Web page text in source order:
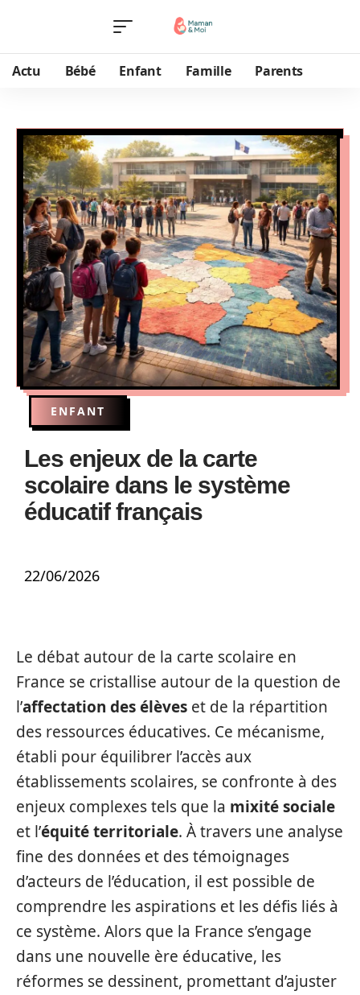
Actu Bébé Enfant Famille Parents
ENFANT
Les enjeux de la carte
scolaire dans le système
éducatif français
22/06/2026
Le débat autour de la carte scolaire en
France se cristallise autour de la question de
l’affectation des élèves et de la répartition
des ressources éducatives. Ce mécanisme,
établi pour équilibrer l’accès aux
établissements scolaires, se confronte à des
enjeux complexes tels que la mixité sociale
et l’équité territoriale. À travers une analyse
fine des données et des témoignages
d’acteurs de l’éducation, il est possible de
comprendre les aspirations et les défis liés à
ce système. Alors que la France s’engage
dans une nouvelle ère éducative, les
réformes se dessinent, promettant d’ajuster